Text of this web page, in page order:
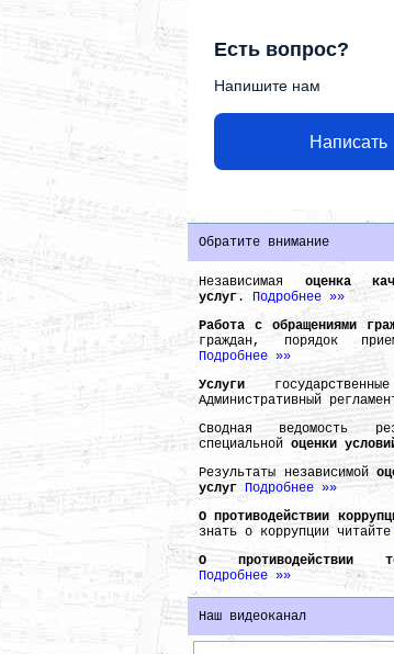
Есть вопрос?
Напишите нам
Написать
Обратите внимание
Независимая оценка
услуг. Подробнее »»
Работа с обращениями
граждан, порядок
Подробнее »»
Услуги
Административный
Сводная ведомость
специальной оценки
Результаты независимой
услуг Подробнее »»
О противодействии
знать о коррупции читайте
О противодействии
Подробнее »»
Наш видеоканал